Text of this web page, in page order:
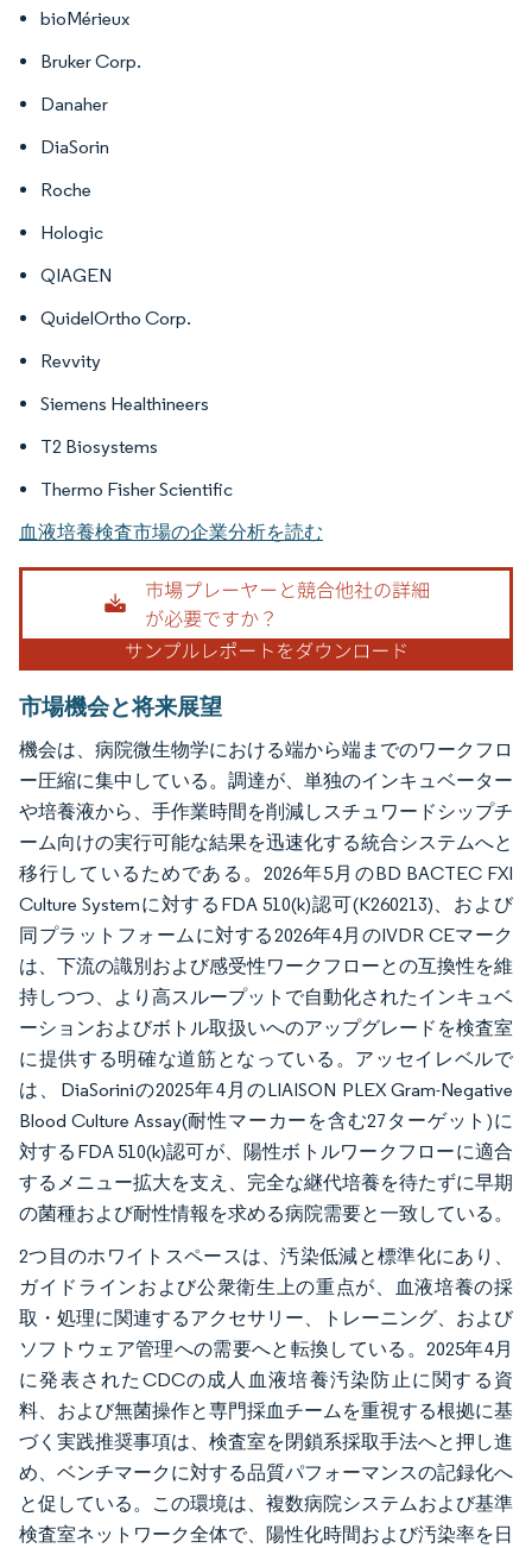
bioMérieux
Bruker Corp.
Danaher
DiaSorin
Roche
Hologic
QIAGEN
QuidelOrtho Corp.
Revvity
Siemens Healthineers
T2 Biosystems
Thermo Fisher Scientific
血液培養検査市場の企業分析を読む
市場機会と将来展望
機会は、病院微生物学における端から端までのワークフロ
ー圧縮に集中している。調達が、単独のインキュベーター
や培養液から、手作業時間を削減しスチュワードシップチ
ーム向けの実行可能な結果を迅速化する統合システムへと
移行しているためである。2026年5月のBD BACTEC FXI
Culture Systemに対するFDA 510(k)認可(K260213)、および
同プラットフォームに対する2026年4月のIVDR CEマーク
は、下流の識別および感受性ワークフローとの互換性を維
持しつつ、より高スループットで自動化されたインキュベ
ーションおよびボトル取扱いへのアップグレードを検査室
に提供する明確な道筋となっている。アッセイレベルで
は、DiaSoriniの2025年4月のLIAISON PLEX Gram-Negative
Blood Culture Assay(耐性マーカーを含む27ターゲット)に
対するFDA 510(k)認可が、陽性ボトルワークフローに適合
するメニュー拡大を支え、完全な継代培養を待たずに早期
の菌種および耐性情報を求める病院需要と一致している。
2つ目のホワイトスペースは、汚染低減と標準化にあり、
ガイドラインおよび公衆衛生上の重点が、血液培養の採
取・処理に関連するアクセサリー、トレーニング、および
ソフトウェア管理への需要へと転換している。2025年4月
に発表されたCDCの成人血液培養汚染防止に関する資
料、および無菌操作と専門採血チームを重視する根拠に基
づく実践推奨事項は、検査室を閉鎖系採取手法へと押し進
め、ベンチマークに対する品質パフォーマンスの記録化へ
と促している。この環境は、複数病院システムおよび基準
検査室ネットワーク全体で、陽性化時間および汚染率を日